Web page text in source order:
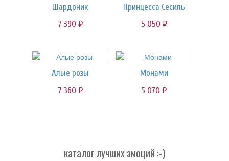
Шардоник
7 390 руб.
Принцесса Сесиль
5 050 руб.
Алые розы
7 360 руб.
Монами
5 070 руб.
каталог лучших эмоций :-)